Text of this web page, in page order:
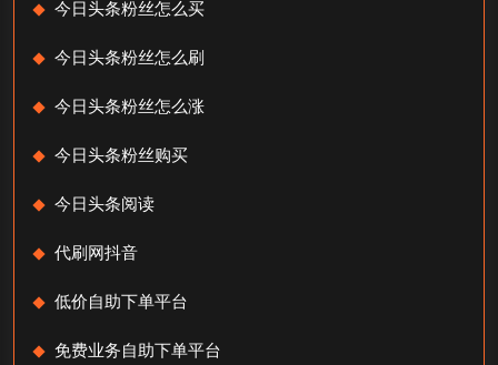
今日头条粉丝怎么买
今日头条粉丝怎么刷
今日头条粉丝怎么涨
今日头条粉丝购买
今日头条阅读
代刷网抖音
低价自助下单平台
免费业务自助下单平台